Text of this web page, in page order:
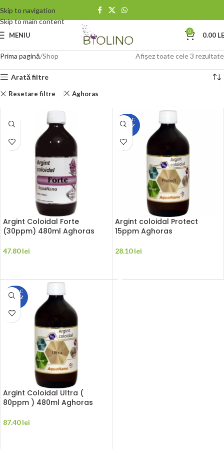
Skip to navigation
Skip to main content
MENIU 0 0.00
Prima pagină Shop Afișez toate cele 3 rezultate
Arată filtre
Resetare filtre Aghoras
Argint Coloidal Forte
(30ppm) 480ml Aghoras
47.80lei
STOC
EPUIZ
Argint coloidal Protect
15ppm Aghoras
28.10lei
STOC
EPUIZ
Argint Coloidal Ultra (
80ppm ) 480ml Aghoras
87.40lei